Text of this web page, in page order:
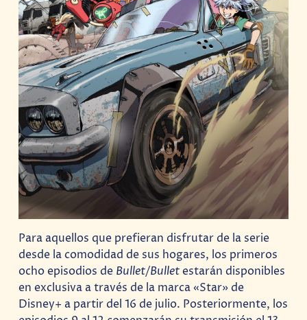
Para aquellos que prefieran disfrutar de la serie
desde la comodidad de sus hogares, los primeros
ocho episodios de Bullet/Bulletestarán disponibles
en exclusiva a través de la marca «Star» de
Disney+ a partir del 16 de julio. Posteriormente, los